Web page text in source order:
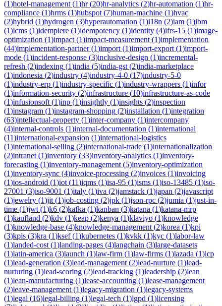
(1)hotel-management (1)hr(20)hr-analytics (2)hr-automation (1)hr-
compliance (1)hrms (1)hubspot (7)human-machine (1)hvac
(2)hybrid (1)hydrogen (3)hyperautomation (1)i18n (2)iam (1)ibm
(1)icms (1)idempiere (1)idempotency (1)identity (4)ifrs-15 (1)image-
optimization (1)impact (1)impact-measurement (1)implementation
(44)implementation-partner(1)import (1)import-export (1)import-
mode (1)incident-response (3)inclusive-design (1)incremental-
refresh (2)indexing (1)india (5)india-gst (2)india-marketplace
(1)indonesia (2)industry (4)industry-4-0 (17)industry-5-0
(1)industry-erp (1)industry-specific (1)industry-wrappers (1)infor
(1)information-security (2)infrastructure (10)infrastructure-as-code
(1)infusionsoft (1)inp (1)insightly (1)insights (2)inspection
(1)instagram (1)instagram-shopping (2)installation (1)integration
(63)intellectual-property (1)inter-company (1)intercompany
(4)internal-controls (1)internal-documentation (1)international
(11)international-expansion (1)international-logistics
(1)international-selling (2)international-trade (1)internationalization
(2)intranet (1)inventory (33)inventory-analytics (1)inventory-
forecasting (1)inventory-management (5)inventory-optimization
(1)inventory-sync (4)invoice-processing (2)invoices (1)invoicing
(1)ios-android (1)iot (11)iqms (1)isa-95 (1)isms (1)iso-13485 (1)iso-
27001 (3)iso-9001 (1)italy (1)iva (2)jamstack (1)japan (2)javascript
(1)jewelry (1)jit (1)job-costing (2)jpk (1)json-rpc (2)jumia (1)just-in-
time (1)jwt (1)k6 (2)kafka (1)kanban (3)katana (1)katana-mrp
(1)kaufland (2)kdv (1)keap (2)kenya (1)klaviyo (1)knowledge
(1)knowledge-base (4)knowledge-management (2)korea (1)kpi
(3)kpis (3)kra (1)ksef(1)kubernetes (1)kvkk (1)kyc (1)labor-law
(1)landed-cost (1)landing-pages (4)langchain (3)large-datasets
(1)latin-america (3)launch (1)law-firm (1)law-firms (1)lazada (1)lcp
(1)lead-generation (3)lead-management (2)lead-nurture (1)lead-
nurturing (1)lead-scoring (2)lead-tracking (1)leadership (2)lean
(1)lean-manufacturing (1)lease-accounting (1)lease-management
(2)leave-management (1)legacy-migration (1)legacy-systems
(1)legal (16)legal-billing (1)legal-tech (1)lgpd (1)licensing